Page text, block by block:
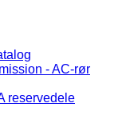
- AC-rør
reservedele